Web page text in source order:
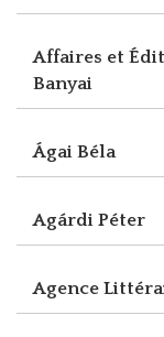
Affaires et
Banyai
Ágai Béla
Agárdi Péter
Agence